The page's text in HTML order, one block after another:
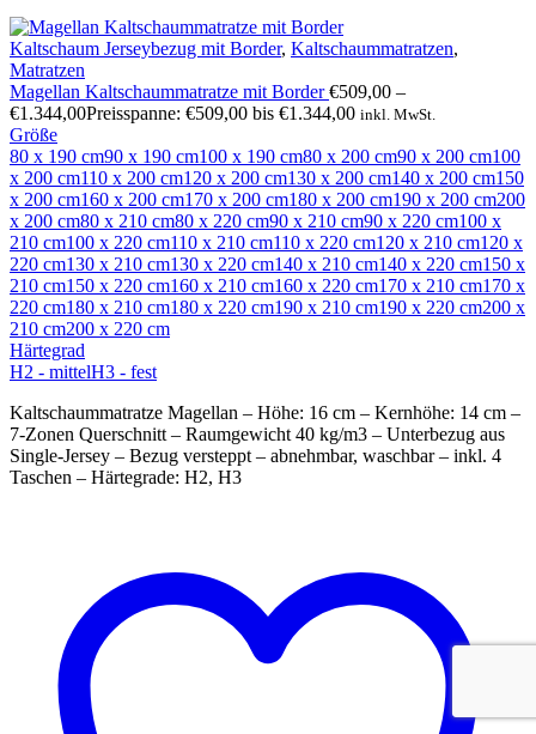
Kaltschaum Jerseybezug mit Border, Kaltschaummatratzen,
Matratzen
Magellan Kaltschaummatratze mit Border€509,00 –
€1.344,00Preisspanne: €509,00 bis €1.344,00 inkl. MwSt.
Größe
80 x 190 cm90 x 190 cm100 x 190 cm80 x 200 cm90 x 200 cm100
x 200 cm110 x 200 cm120 x 200 cm130 x 200 cm140 x 200 cm150
x 200 cm160 x 200 cm170 x 200 cm180 x 200 cm190 x 200 cm200
x 200 cm80 x 210 cm80 x 220 cm90 x 210 cm90 x 220 cm100 x
210 cm100 x 220 cm110 x 210 cm110 x 220 cm120 x 210 cm120 x
220 cm130 x 210 cm130 x 220 cm140 x 210 cm140 x 220 cm150 x
210 cm150 x 220 cm160 x 210 cm160 x 220 cm170 x 210 cm170 x
220 cm180 x 210 cm180 x 220 cm190 x 210 cm190 x 220 cm200 x
210 cm200 x 220 cm
Härtegrad
H2 - mittelH3 - fest
Kaltschaummatratze Magellan – Höhe: 16 cm – Kernhöhe: 14 cm –
7-Zonen Querschnitt – Raumgewicht 40 kg/m3 – Unterbezug aus
Single-Jersey – Bezug versteppt – abnehmbar, waschbar – inkl. 4
Taschen – Härtegrade: H2, H3